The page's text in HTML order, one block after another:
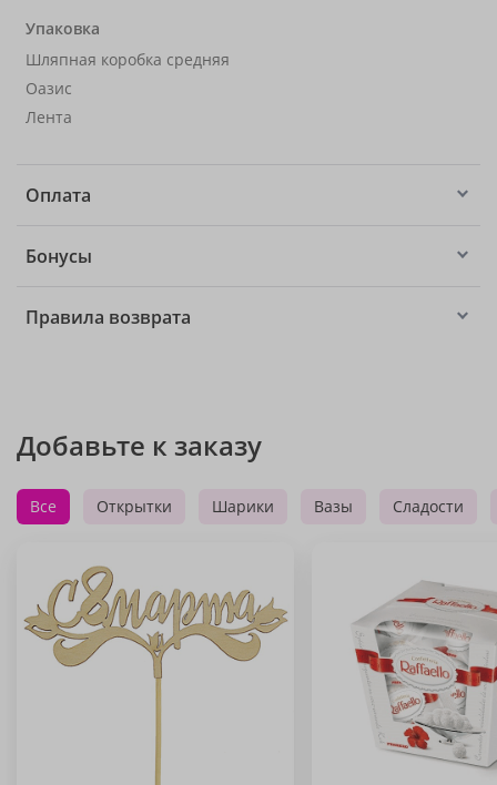
Упаковка
Шляпная коробка средняя
Оазис
Лента
Оплата
Бонусы
Правила возврата
Добавьте к заказу
Все Открытки Шарики Вазы Сладости